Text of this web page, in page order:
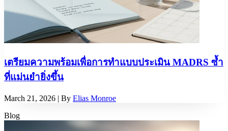
เตรียมความพร้อมเพื่อการทำแบบประเมิน MADRS ซ้ำ
ที่แม่นยำยิ่งขึ้น
March 21, 2026 | By Elias Monroe
Blog